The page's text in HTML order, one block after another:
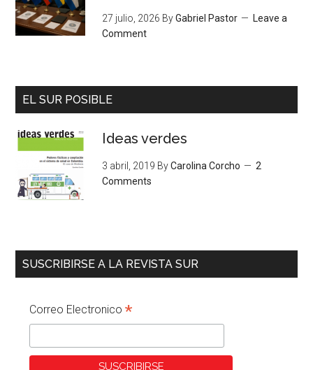
27 julio, 2026 ByGabriel Pastor
Leave a
Comment
EL SUR POSIBLE
Ideas verdes
3 abril, 2019 ByCarolina Corcho
2
Comments
SUSCRIBIRSE A LA REVISTA SUR
Correo Electronico*